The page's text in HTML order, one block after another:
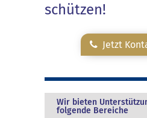
schützen!
Jetzt
Wir bieten
folgende Bereiche